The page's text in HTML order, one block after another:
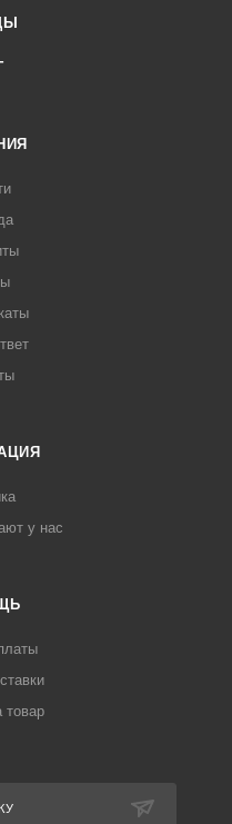
у нас
товар